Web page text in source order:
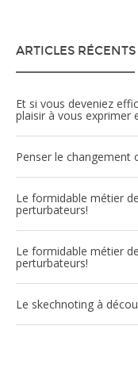
ARTICLES RÉCENTS
Et si vous deveniez efficace, pire… que vous preniez du
plaisir à vous exprimer
Penser le
Le formidable métier de formateur face à des participants
perturbateurs!
Le formidable métier de formateur face à des participants
perturbateurs!
Le skechnoting à